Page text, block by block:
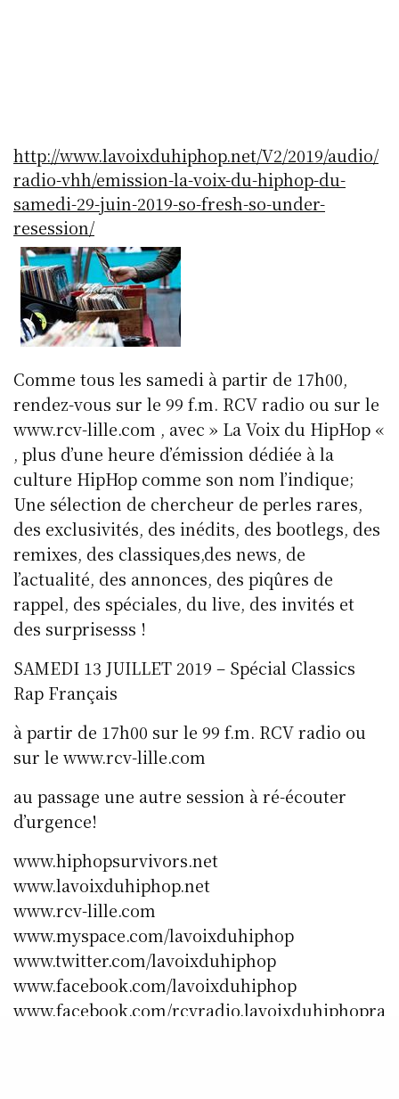
http://www.lavoixduhiphop.net/V2/2019/audio/
radio-vhh/emission-la-voix-du-hiphop-du-
samedi-29-juin-2019-so-fresh-so-under-
resession/
Comme tous les samedi à partir de 17h00,
rendez-vous sur le 99 f.m. RCV radio ou sur le
www.rcv-lille.com , avec » La Voix du HipHop «
, plus d’une heure d’émission dédiée à la
culture HipHop comme son nom l’indique;
Une sélection de chercheur de perles rares,
des exclusivités, des inédits, des bootlegs, des
remixes, des classiques,des news, de
l’actualité, des annonces, des piqûres de
rappel, des spéciales, du live, des invités et
des surprisesss !
SAMEDI 13 JUILLET 2019 – Spécial Classics
Rap Français
à partir de 17h00 sur le 99 f.m. RCV radio ou
sur le www.rcv-lille.com
au passage une autre session à ré-écouter
d’urgence!
www.hiphopsurvivors.net
www.lavoixduhiphop.net
www.rcv-lille.com
www.myspace.com/lavoixduhiphop
www.twitter.com/lavoixduhiphop
www.facebook.com/lavoixduhiphop
www.facebook.com/rcvradio.lavoixduhiphopra